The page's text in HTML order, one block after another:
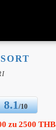
8.1/10
zu 2500 THB